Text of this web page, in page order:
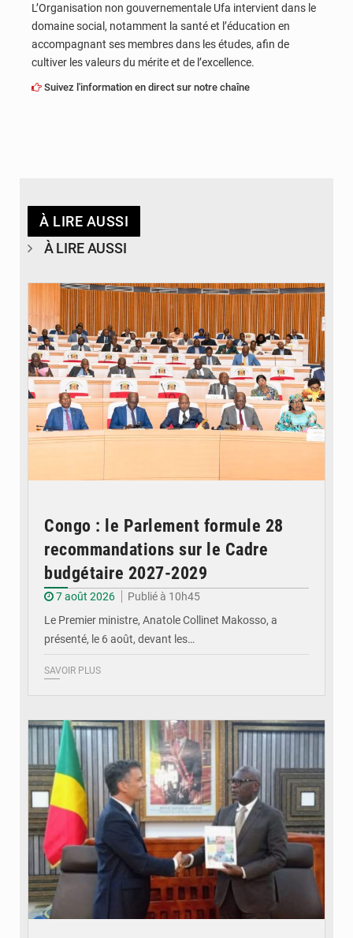
L’Organisation non gouvernementale Ufa intervient dans le
domaine social, notamment la santé et l’éducation en
accompagnant ses membres dans les études, afin de
cultiver les valeurs du mérite et de l’excellence.
Suivez l'information en direct sur notre chaîne
À LIRE AUSSI
À LIRE AUSSI
Congo : le Parlement formule 28
recommandations sur le Cadre
budgétaire 2027-2029
7 août 2026
Publié à 10h45
Le Premier ministre, Anatole Collinet Makosso, a
présenté, le 6 août, devant les…
SAVOIR PLUS